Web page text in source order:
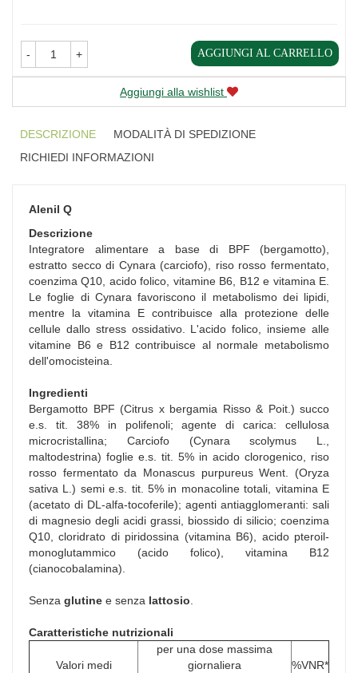
- + AGGIUNGI AL CARRELLO
Aggiungi alla wishlist
DESCRIZIONE
MODALITÀ DI SPEDIZIONE
RICHIEDI INFORMAZIONI
Alenil Q
Descrizione
Integratore alimentare a base di BPF (bergamotto),
estratto secco di Cynara (carciofo), riso rosso fermentato,
coenzima Q10, acido folico, vitamine B6, B12 e vitamina E.
Le foglie di Cynara favoriscono il metabolismo dei lipidi,
mentre la vitamina E contribuisce alla protezione delle
cellule dallo stress ossidativo. L'acido folico, insieme alle
vitamine B6 e B12 contribuisce al normale metabolismo
dell'omocisteina.
Ingredienti
Bergamotto BPF (Citrus x bergamia Risso & Poit.) succo
e.s. tit. 38% in polifenoli; agente di carica: cellulosa
microcristallina; Carciofo (Cynara scolymus L.,
maltodestrina) foglie e.s. tit. 5% in acido clorogenico, riso
rosso fermentato da Monascus purpureus Went. (Oryza
sativa L.) semi e.s. tit. 5% in monacoline totali, vitamina E
(acetato di DL-alfa-tocoferile); agenti antiagglomeranti: sali
di magnesio degli acidi grassi, biossido di silicio; coenzima
Q10, cloridrato di piridossina (vitamina B6), acido pteroil-
monoglutammico (acido folico), vitamina B12
(cianocobalamina).
Senza glutine e senza lattosio
Caratteristiche nutrizionali
Valori medi
per una dose massima
giornaliera
%VNR*